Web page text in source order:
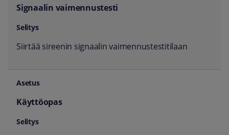
Signaalin vaimennustesti
Siirtää sireenin signaalin vaimennustestitilaan
Käyttöopas